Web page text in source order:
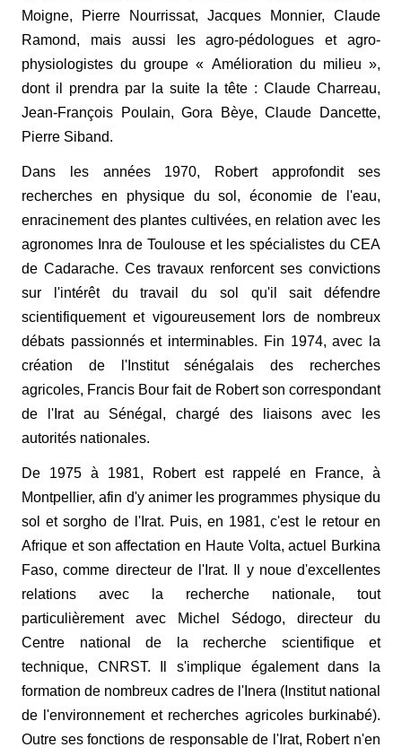
Moigne, Pierre Nourrissat, Jacques Monnier, Claude
Ramond, mais aussi les agro-pédologues et agro-
physiologistes du groupe « Amélioration du milieu »,
dont il prendra par la suite la tête : Claude Charreau,
Jean-François Poulain, Gora Bèye, Claude Dancette,
Pierre Siband.
Dans les années 1970, Robert approfondit ses
recherches en physique du sol, économie de l'eau,
enracinement des plantes cultivées, en relation avec les
agronomes Inra de Toulouse et les spécialistes du CEA
de Cadarache. Ces travaux renforcent ses convictions
sur l'intérêt du travail du sol qu'il sait défendre
scientifiquement et vigoureusement lors de nombreux
débats passionnés et interminables. Fin 1974, avec la
création de l'Institut sénégalais des recherches
agricoles, Francis Bour fait de Robert son correspondant
de l'Irat au Sénégal, chargé des liaisons avec les
autorités nationales.
De 1975 à 1981, Robert est rappelé en France, à
Montpellier, afin d'y animer les programmes physique du
sol et sorgho de l'Irat. Puis, en 1981, c'est le retour en
Afrique et son affectation en Haute Volta, actuel Burkina
Faso, comme directeur de l'Irat. Il y noue d'excellentes
relations avec la recherche nationale, tout
particulièrement avec Michel Sédogo, directeur du
Centre national de la recherche scientifique et
technique, CNRST. Il s'implique également dans la
formation de nombreux cadres de l'Inera (Institut national
de l'environnement et recherches agricoles burkinabé).
Outre ses fonctions de responsable de l'Irat, Robert n'en